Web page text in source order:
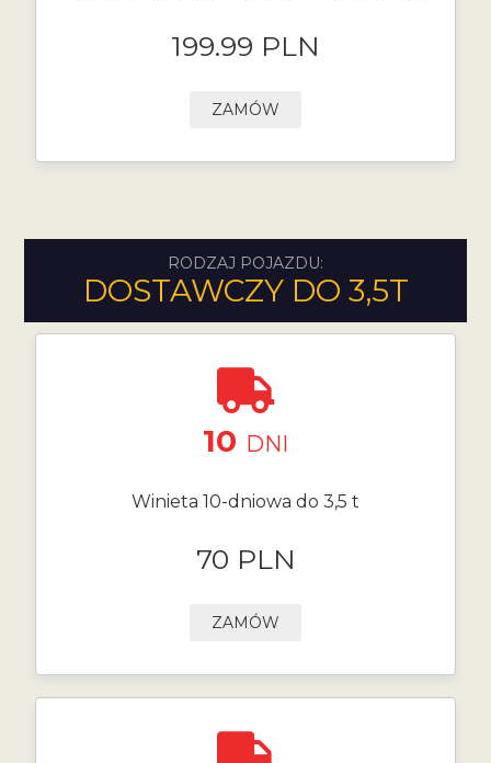
199.99 PLN
ZAMÓW
RODZAJ POJAZDU:
DOSTAWCZY DO 3,5T
10 DNI
Winieta 10-dniowa do 3,5 t
70 PLN
ZAMÓW